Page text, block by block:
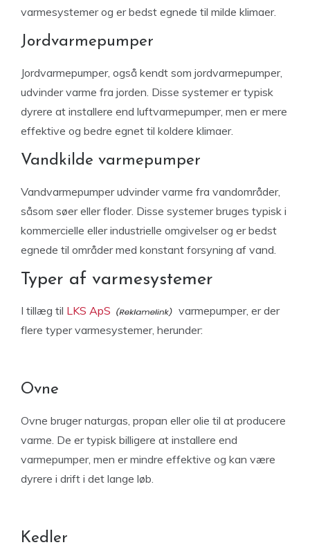
varmesystemer og er bedst egnede til milde klimaer.
Jordvarmepumper
Jordvarmepumper, også kendt som jordvarmepumper,
udvinder varme fra jorden. Disse systemer er typisk
dyrere at installere end luftvarmepumper, men er mere
effektive og bedre egnet til koldere klimaer.
Vandkilde varmepumper
Vandvarmepumper udvinder varme fra vandområder,
såsom søer eller floder. Disse systemer bruges typisk i
kommercielle eller industrielle omgivelser og er bedst
egnede til områder med konstant forsyning af vand.
Typer af varmesystemer
I tillæg til LKS ApS
varmepumper, er der
flere typer varmesystemer, herunder:
Ovne
Ovne bruger naturgas, propan eller olie til at producere
varme. De er typisk billigere at installere end
varmepumper, men er mindre effektive og kan være
dyrere i drift i det lange løb.
Kedler